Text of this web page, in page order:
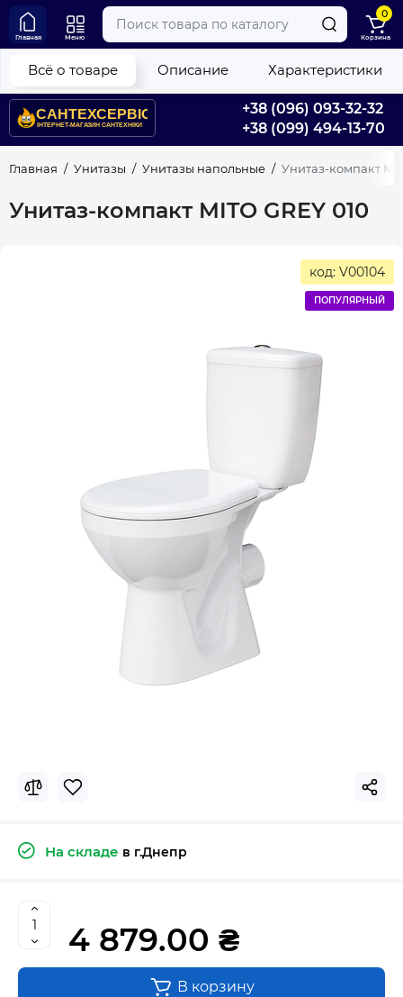
+38 (096) 093-32-32
+38 (099) 494-13-70
Главная Меню
0
Корзина
Главная Унитазы Унитазы напольные Унитаз-компакт
Унитаз-компакт MITO GREY 010
Всё о товаре Описание Характеристики
код: V00104
ПОПУЛЯРНЫЙ
На складе в г.Днепр
4 879.00 ₴
В корзину